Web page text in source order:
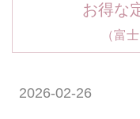
お得な
（富士
2026-02-26